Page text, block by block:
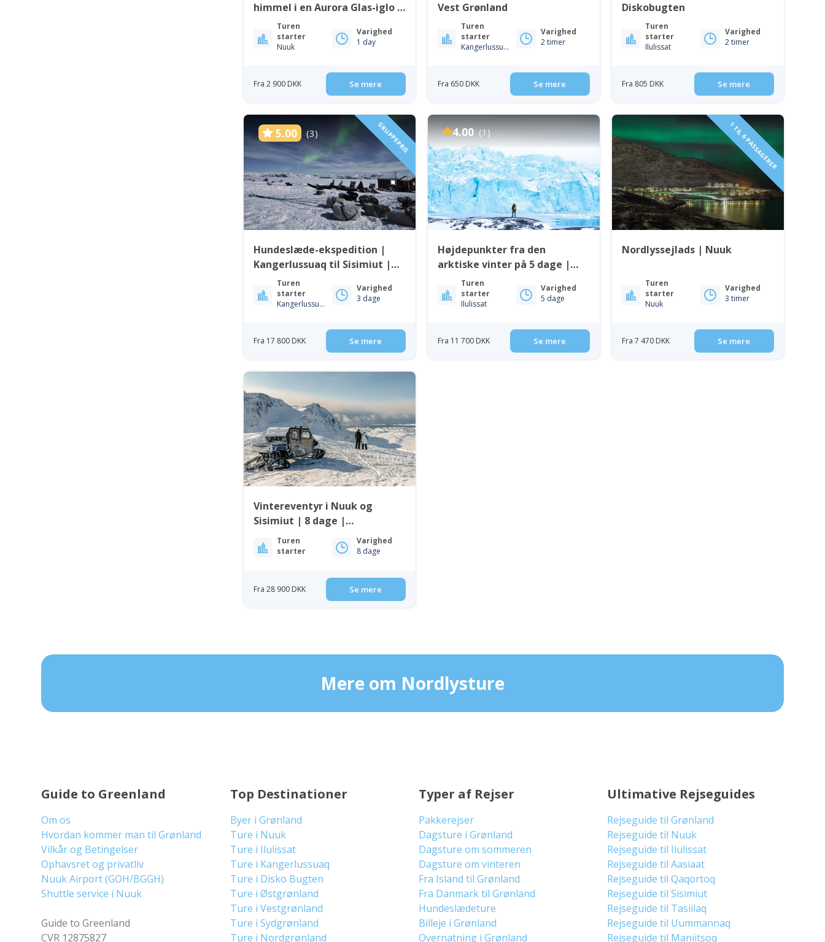
himmel i en Aurora Glas-iglo |
NuukTuren
starter
Nuuk
Varighed
1 day
Fra 2 900 DKK Se mere
Vest Grønland
Turen
starter
Kangerlussuaq
Varighed
2 timer
Fra 650 DKK Se mere
Diskobugten
Turen
starter
Ilulissat
Varighed
2 timer
Fra 805 DKK Se mere
5.00 (3) GRUPPEPRIS
Hundeslæde-ekspedition |
Kangerlussuaq til Sisimiut |
Vest Grønland
Turen
starter
Kangerlussuaq
Varighed
3 dage
Fra 17 800 DKK Se mere
4.00 (1)
Højdepunkter fra den
arktiske vinter på 5 dage |
Ilulissat | Diskobugten
Turen
starter
Ilulissat
Varighed
5 dage
Fra 11 700 DKK Se mere
1 TIL 6 PASSAGERER
Nordlyssejlads | Nuuk
Turen
starter
Nuuk
Varighed
3 timer
Fra 7 470 DKK Se mere
Vintereventyr i Nuuk og
Sisimiut | 8 dage |
Vestgrønland
Turen
starter
Varighed
8 dage
Fra 28 900 DKK Se mere
Mere om Nordlysture
Guide to Greenland
Om os
Hvordan kommer man til Grønland
Vilkår og Betingelser
Ophavsret og privatliv
Nuuk Airport (GOH/BGGH)
Shuttle service i Nuuk
Guide to Greenland
CVR 12875827
Top Destinationer
Byer i Grønland
Ture i Nuuk
Ture i Ilulissat
Ture i Kangerlussuaq
Ture i Disko Bugten
Ture i Østgrønland
Ture i Vestgrønland
Ture i Sydgrønland
Ture i Nordgrønland
Typer af Rejser
Pakkerejser
Dagsture i Grønland
Dagsture om sommeren
Dagsture om vinteren
Fra Island til Grønland
Fra Danmark til Grønland
Hundeslædeture
Billeje i Grønland
Overnatning i Grønland
Ultimative Rejseguides
Rejseguide til Grønland
Rejseguide til Nuuk
Rejseguide til Ilulissat
Rejseguide til Aasiaat
Rejseguide til Qaqortoq
Rejseguide til Sisimiut
Rejseguide til Tasiilaq
Rejseguide til Uummannaq
Rejseguide til Maniitsoq